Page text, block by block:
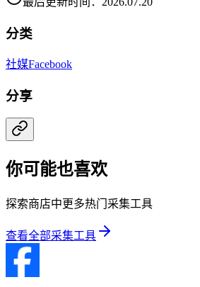
分类
社媒Facebook
分享
你可能也喜欢
探索商店中更多热门采集工具
查看全部采集工具